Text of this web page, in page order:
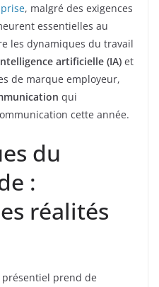
, malgré des exigences
essentielles au
les dynamiques du travail
artificielle (IA) et
de marque employeur,
qui
cette année.
du
:
réalités
prend de